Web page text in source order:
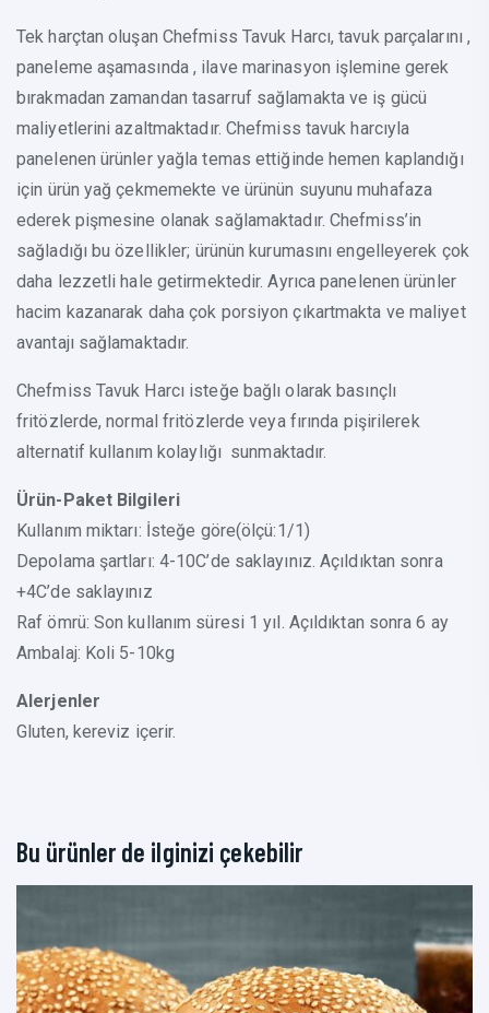
Tek harçtan oluşan Chefmiss Tavuk Harcı, tavuk parçalarını ,
paneleme aşamasında , ilave marinasyon işlemine gerek
bırakmadan zamandan tasarruf sağlamakta ve iş gücü
maliyetlerini azaltmaktadır. Chefmiss tavuk harcıyla
panelenen ürünler yağla temas ettiğinde hemen kaplandığı
için ürün yağ çekmemekte ve ürünün suyunu muhafaza
ederek pişmesine olanak sağlamaktadır. Chefmiss’in
sağladığı bu özellikler; ürünün kurumasını engelleyerek çok
daha lezzetli hale getirmektedir. Ayrıca panelenen ürünler
hacim kazanarak daha çok porsiyon çıkartmakta ve maliyet
avantajı sağlamaktadır.
Chefmiss Tavuk Harcı isteğe bağlı olarak basınçlı
fritözlerde, normal fritözlerde veya fırında pişirilerek
alternatif kullanım kolaylığı sunmaktadır.
Ürün-Paket Bilgileri
Kullanım miktarı: İsteğe göre(ölçü:1/1)
Depolama şartları: 4-10C’de saklayınız. Açıldıktan sonra
+4C’de saklayınız
Raf ömrü: Son kullanım süresi 1 yıl. Açıldıktan sonra 6 ay
Ambalaj: Koli 5-10kg
Alerjenler
Gluten, kereviz içerir.
Bu ürünler de ilginizi çekebilir